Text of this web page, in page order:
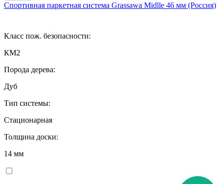
Спортивная паркетная система Grassawa Midlle 46 мм (Россия)
Класс пож. безопасности:
КМ2
Порода дерева:
Дуб
Тип системы:
Стационарная
Толщина доски:
14 мм